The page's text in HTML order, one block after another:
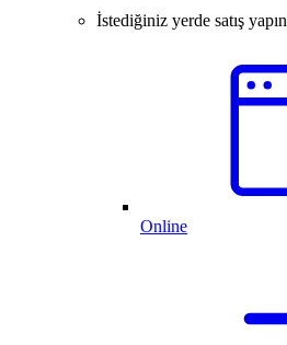
İstediğiniz yerde satış yapın
Online